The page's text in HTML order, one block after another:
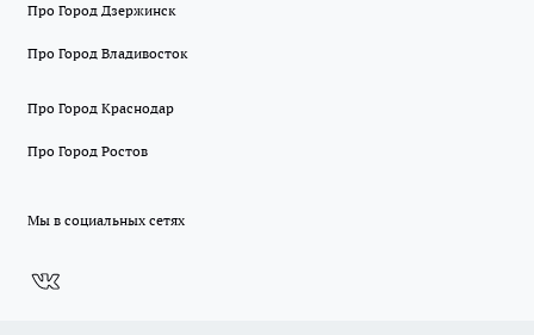
Про Город Дзержинск
Про Город Владивосток
Про Город Краснодар
Про Город Ростов
Мы в социальных сетях